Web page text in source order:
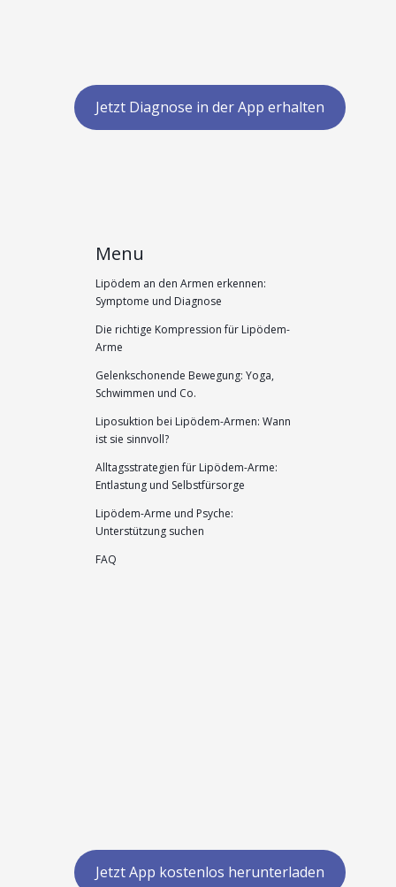
Jetzt Diagnose in der App erhalten
Menu
Lipödem an den Armen erkennen:
Symptome und Diagnose
Die richtige Kompression für Lipödem-
Arme
Gelenkschonende Bewegung: Yoga,
Schwimmen und Co.
Liposuktion bei Lipödem-Armen: Wann
ist sie sinnvoll?
Alltagsstrategien für Lipödem-Arme:
Entlastung und Selbstfürsorge
Lipödem-Arme und Psyche:
Unterstützung suchen
FAQ
Jetzt App kostenlos herunterladen